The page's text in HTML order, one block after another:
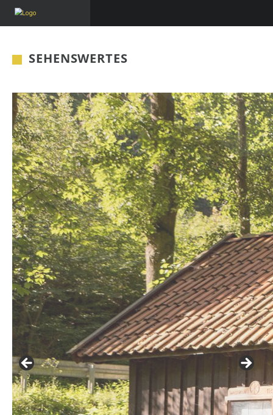
SEHENSWERTES